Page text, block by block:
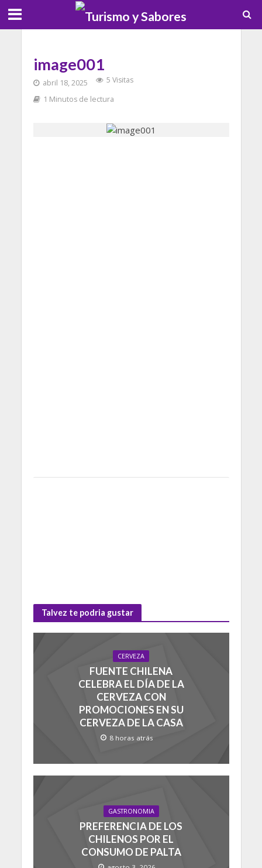
image001
abril 18, 2025
5 Visitas
1 Minutos de lectura
Talvez te podria gustar
CERVEZA
FUENTE CHILENA
CELEBRA EL DÍA DE LA
CERVEZA CON
PROMOCIONES EN SU
CERVEZA DE LA CASA
8 horas atrás
GASTRONOMIA
PREFERENCIA DE LOS
CHILENOS POR EL
CONSUMO DE PALTA